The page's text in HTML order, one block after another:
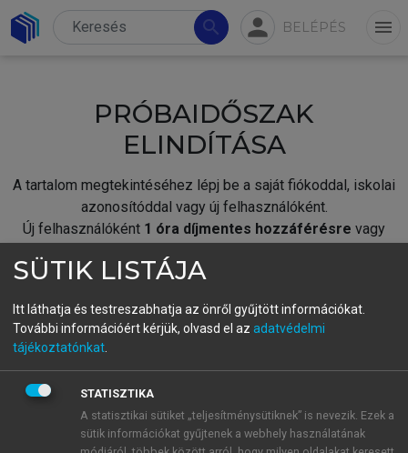
search person BELÉPÉS menu
PRÓBAIDŐSZAK
ELINDÍTÁSA
A tartalom megtekintéséhez lépj be a saját fiókoddal, iskolai
azonosítóddal vagy új felhasználóként.
Új felhasználóként 1 óra díjmentes hozzáférésre vagy
fiókoddal,vagy hozz létre új fiókot.
A regisztráció után apróbaidőszakautomatikusan
BELÉPÉS SAJÁT FIÓKKAL
SÜTIK LISTÁJA
Itt láthatja és testreszabhatja az önről gyűjtött információkat.
További információért kérjük, olvasd el az adatvédelmi
tájékoztatónkat
STATISZTIKA
A statisztikai sütiket „teljesítménysütiknek” is nevezik. Ezek a
sütik információkat gyűjtenek a webhely használatának